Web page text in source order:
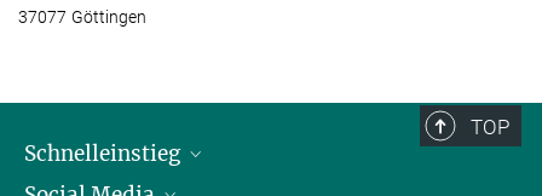
37077 Göttingen
TOP
Schnelleinstieg